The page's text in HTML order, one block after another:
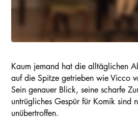
Kaum jemand hat die alltäglichen
auf die Spitze getrieben wie Vicco
Sein genauer Blick, seine scharfe
untrügliches Gespür für Komik sind
unübertroffen.